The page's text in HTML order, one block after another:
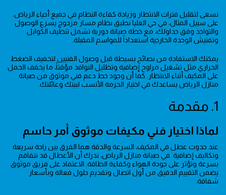
نسعى لتقليل فترات الانتظار وزيادة كفاءة النظام في جميع أحياء الرياض.
على سبيل المثال، في حي العليا نطبق نظام مسار مزدوج يسرع الوصول
والتواجد وفق جداولك، مع خطة صيانة دورية تشمل تنظيف الكوابل
وتفتيش الوحدة الخارجية استعداداً للمواسم المقبلة.
يمكنك الاستفادة من نصائح بسيطة قبل وصول الفنيين لتخفيف الضغط
الحراري مثل تشغيل مراوح إضافية وتظليل النوافذ مؤقتاً، ما يخفف الحمل
على المكيف أثناء الانتظار. كما أن وجود خط دعم فني موثوق من صيانة
منازل الرياض يساعدك في اختيار الحزمة الأنسب لبيتك وعائلتك.
1. مقدمة
لماذا اختيار فني مكيفات موثوق أمر حاسم
عند حدوث عطل في المكيف، السرعة والدقة هما الفرق بين راحة سريعة
وتكاليف إضافية. في صيانة منازل الرياض، ندرك أن الأعطال قد تتفاقم
بسرعة وتؤثر على جودة الهواء وكفاءة الطاقة. الاعتماد على فريق موثوق
يضمن التقييم الدقيق من أول اتصال وتقديم حلول فعالة وبأسعار
شفافة.